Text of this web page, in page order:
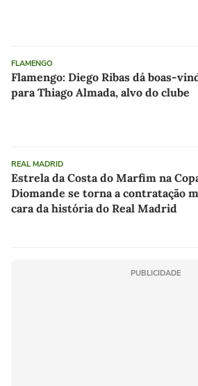
FLAMENGO
Flamengo: Diego Ribas dá boas-
para Thiago Almada, alvo do clube
REAL MADRID
Estrela da Costa do Marfim na
Diomande se torna a contratação
cara da história do Real Madrid
PUBLICIDADE